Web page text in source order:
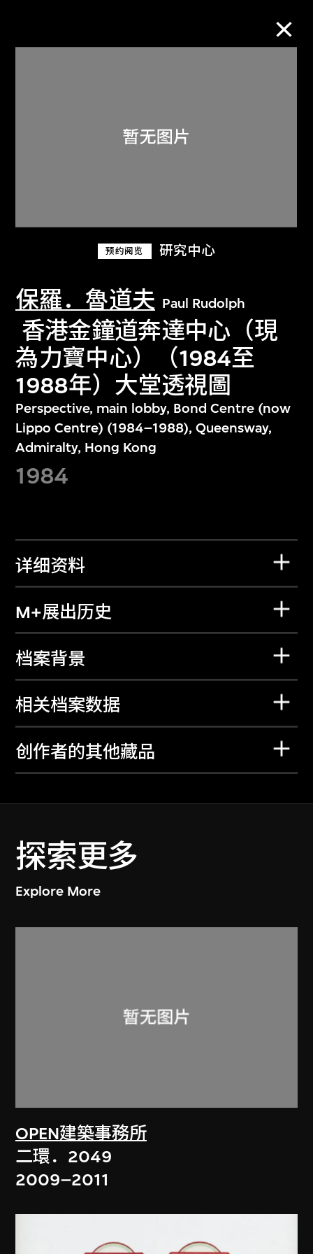
预约阅览 研究中心
保羅．魯道夫 Paul Rudolph
香港金鐘道奔達中心（現
為力寶中心）（1984至
1988年）大堂透視圖
Perspective, main lobby, Bond Centre (now
Lippo Centre) (1984–1988), Queensway,
Admiralty, Hong Kong
1984
详细资料
M+展出历史
档案背景
相关档案数据
创作者的其他藏品
探索更多
Explore More
OPEN建築事務所
二環．2049
2009–2011
关于M+藏品
探索世界顶级的二十及二十一世纪视觉
文化藏品。